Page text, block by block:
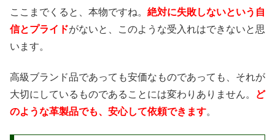
ここまでくると、本物ですね。 絶対に失敗しないという自
信とプライドがないと、このような受入れはできないと思
います。
高級ブランド品であっても安価なものであっても、それが
大切にしているものであることには変わりありません。
ど
のような革製品でも、安心して依頼できます。